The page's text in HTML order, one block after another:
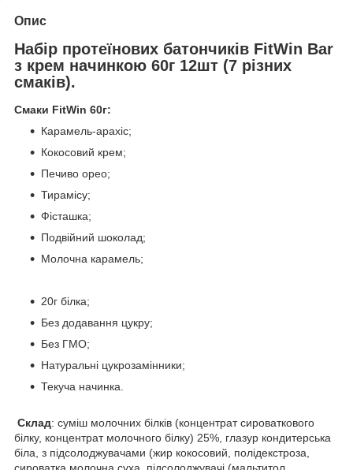
Опис
Набір протеїнових батончиків FitWin Bar
з крем начинкою 60г 12шт (7 різних
смаків).
Смаки FitWin 60г:
Карамель-арахіс;
Кокосовий крем;
Печиво орео;
Тирамісу;
Фісташка;
Подвійний шоколад;
Молочна карамель;
20г білка;
Без додавання цукру;
Без ГМО;
Натуральні цукрозамінники;
Текуча начинка.
Склад: суміш молочних білків (концентрат сироваткового
білку, концентрат молочного білку) 25%, глазур кондитерська
біла, з підсолоджувачами (жир кокосовий, полідекстроза,